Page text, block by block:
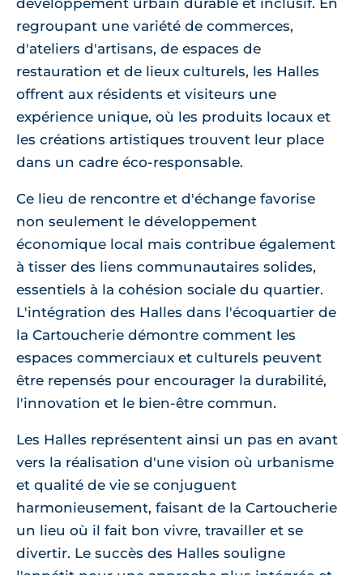
regroupant une variété de commerces,
d'ateliers d'artisans, de espaces de
restauration et de lieux culturels, les Halles
offrent aux résidents et visiteurs une
expérience unique, où les produits locaux et
les créations artistiques trouvent leur place
dans un cadre éco-responsable.
Ce lieu de rencontre et d'échange favorise
non seulement le développement
économique local mais contribue également
à tisser des liens communautaires solides,
essentiels à la cohésion sociale du quartier.
L'intégration des Halles dans l'écoquartier de
la Cartoucherie démontre comment les
espaces commerciaux et culturels peuvent
être repensés pour encourager la durabilité,
l'innovation et le bien-être commun.
Les Halles représentent ainsi un pas en avant
vers la réalisation d'une vision où urbanisme
et qualité de vie se conjuguent
harmonieusement, faisant de la Cartoucherie
un lieu où il fait bon vivre, travailler et se
divertir. Le succès des Halles souligne